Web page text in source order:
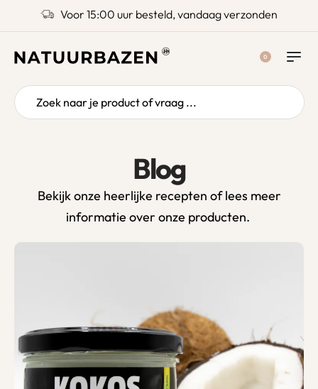
Voor 15:00 uur besteld, vandaag verzonden
0
Blog
Bekijk onze heerlijke recepten of lees meer
informatie over onze producten.